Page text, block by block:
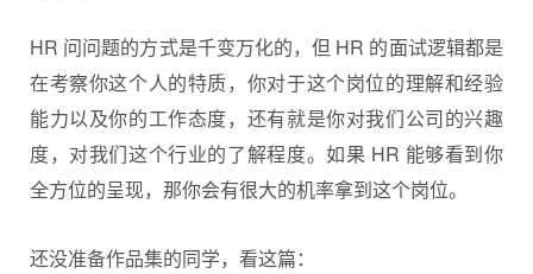
HR 问问题的方式是千变万化的，但 HR 的面试逻辑都是
在考察你这个人的特质，你对于这个岗位的理解和经验
能力以及你的工作态度，还有就是你对我们公司的兴趣
度，对我们这个行业的了解程度。如果 HR 能够看到你
全方位的呈现，那你会有很大的机率拿到这个岗位。
还没准备作品集的同学，看这篇：